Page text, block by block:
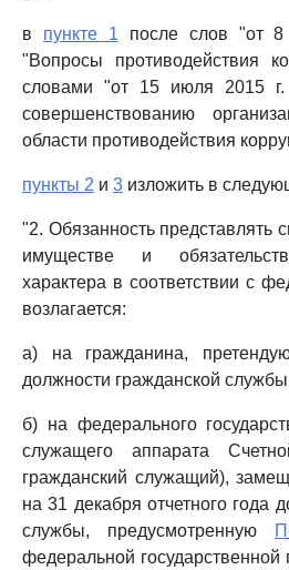
в пункте 1 после слов "от
"Вопросы противодействия
словами "от 15 июля 2015
совершенствованию
области противодействия
пункты 2 и 3 изложить в
"2. Обязанность представлять
имуществе и
характера в соответствии с
возлагается:
а) на гражданина,
должности гражданской
б) на федерального
служащего аппарата
гражданский служащий),
на 31 декабря отчетного года
службы, предусмотренную
федеральной